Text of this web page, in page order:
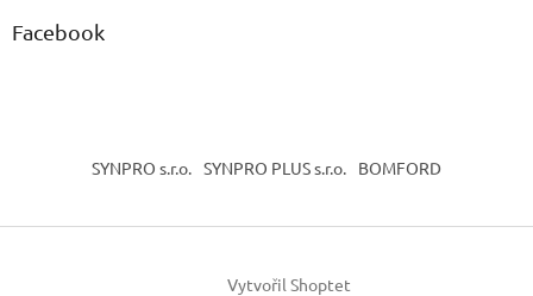
Facebook
SYNPRO s.r.o. SYNPRO PLUS s.r.o. BOMFORD
Vytvořil Shoptet